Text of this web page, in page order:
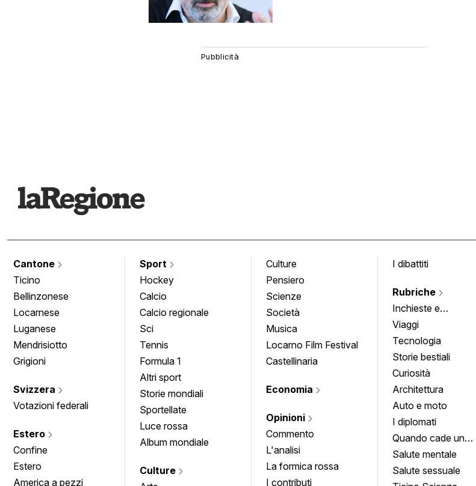
Cantone
Ticino
Bellinzonese
Locarnese
Luganese
Mendrisiotto
Grigioni
Svizzera
Votazioni federali
Estero
Confine
Estero
America a pezzi
Sport
Hockey
Calcio
Calcio regionale
Sci
Tennis
Formula 1
Altri sport
Storie mondiali
Sportellate
Luce rossa
Album mondiale
Culture
Culture
Pensiero
Scienze
Società
Musica
Locarno Film Festival
Castellinaria
Economia
Opinioni
Commento
L'analisi
La formica rossa
I contributi
I dibattiti
Rubriche
Inchieste e
approfondimenti
Viaggi
Tecnologia
Storie bestiali
Curiosità
Architettura
Auto e moto
I diplomati
Quando cade un
quadro
Salute mentale
Salute sessuale